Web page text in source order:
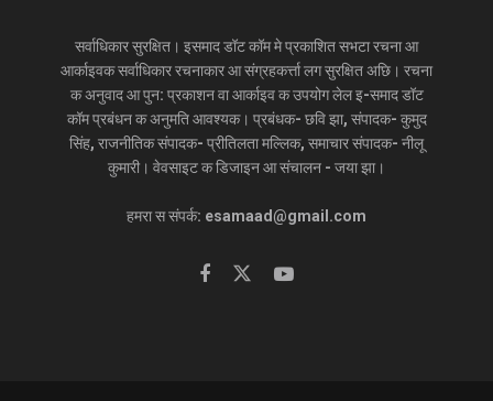
सर्वाधिकार सुरक्षित। इसमाद डॉट कॉम मे प्रकाशित सभटा रचना आ
आर्काइवक सर्वाधिकार रचनाकार आ संग्रहकर्त्ता लग सुरक्षित अछि। रचना
क अनुवाद आ पुन: प्रकाशन वा आर्काइव क उपयोग लेल इ-समाद डॉट
कॉम प्रबंधन क अनुमति आवश्यक। प्रबंधक- छवि झा, संपादक- कुमुद
सिंह, राजनीतिक संपादक- प्रीतिलता मल्लिक, समाचार संपादक- नीलू
कुमारी। वेवसाइट क डिजाइन आ संचालन - जया झा।
हमरा स संपर्क: esamaad@gmail.com